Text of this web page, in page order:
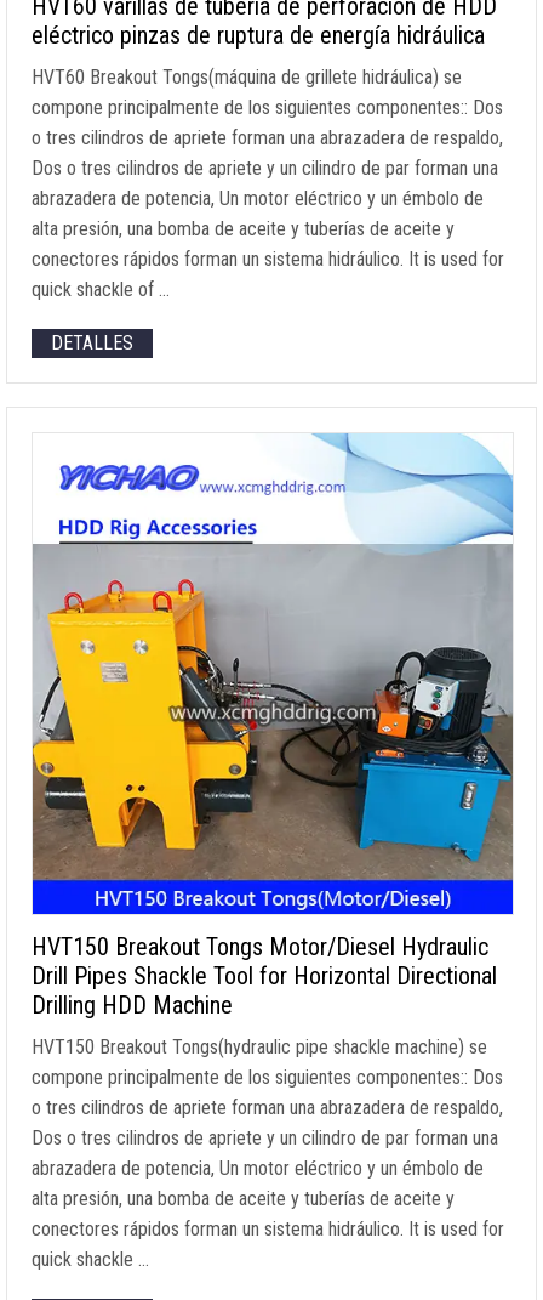
HVT60 varillas de tubería de perforación de HDD
eléctrico pinzas de ruptura de energía hidráulica
HVT60 Breakout Tongs(máquina de grillete hidráulica) se
compone principalmente de los siguientes componentes:: Dos
o tres cilindros de apriete forman una abrazadera de respaldo,
Dos o tres cilindros de apriete y un cilindro de par forman una
abrazadera de potencia, Un motor eléctrico y un émbolo de
alta presión, una bomba de aceite y tuberías de aceite y
conectores rápidos forman un sistema hidráulico. It is used for
quick shackle of …
DETALLES
HVT150 Breakout Tongs Motor/Diesel Hydraulic
Drill Pipes Shackle Tool for Horizontal Directional
Drilling HDD Machine
HVT150 Breakout Tongs(hydraulic pipe shackle machine) se
compone principalmente de los siguientes componentes:: Dos
o tres cilindros de apriete forman una abrazadera de respaldo,
Dos o tres cilindros de apriete y un cilindro de par forman una
abrazadera de potencia, Un motor eléctrico y un émbolo de
alta presión, una bomba de aceite y tuberías de aceite y
conectores rápidos forman un sistema hidráulico. It is used for
quick shackle …